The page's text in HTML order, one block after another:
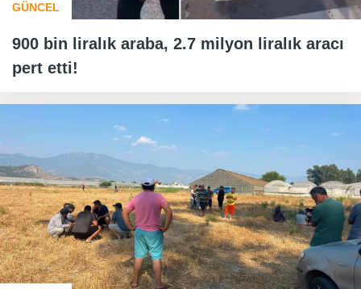
GÜNCEL
900 bin liralık araba, 2.7 milyon liralık aracı
pert etti!